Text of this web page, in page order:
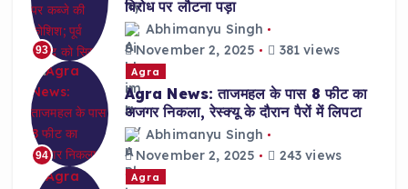
93
विरोध पर लौटना पड़ा
Abhimanyu Singh
November 2, 2025
381 views
94
Agra
Agra News: ताजमहल के पास 8 फीट का
अजगर निकला, रेस्क्यू के दौरान पैरों में लिपटा
Abhimanyu Singh
November 2, 2025
243 views
Agra